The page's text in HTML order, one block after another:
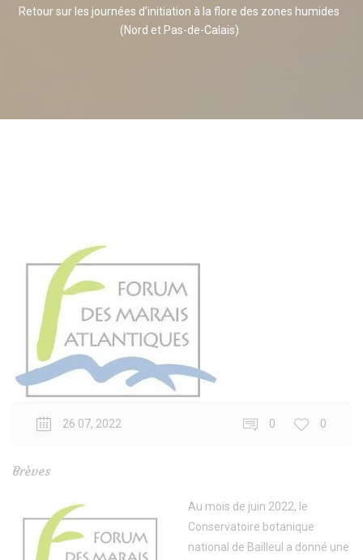
Retour sur les journées d’initiation à la flore des zones humides
(Nord et Pas-de-Calais)
26 07, 2022 0 0
Brèves
Au mois de juin 2022, le
Conservatoire botanique
national de Bailleul a donné une